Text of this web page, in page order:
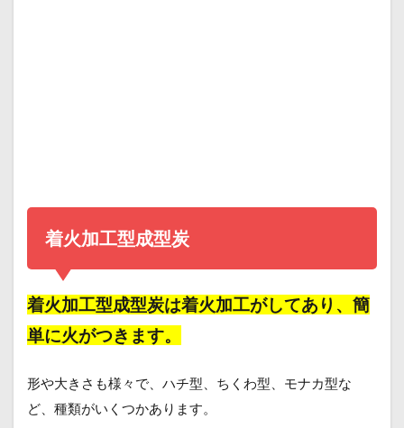
着火加工型成型炭
着火加工型成型炭は着火加工がしてあり、簡
単に火がつきます。
形や大きさも様々で、ハチ型、ちくわ型、モナカ型な
ど、種類がいくつかあります。